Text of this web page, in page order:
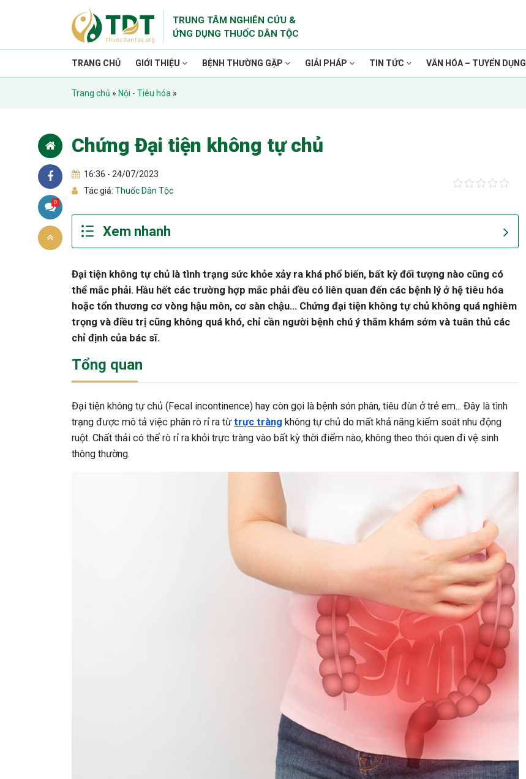
TRUNG TÂM NGHIÊN CỨU &
ỨNG DỤNG THUỐC DÂN TỘC
TRANG CHỦ GIỚI THIỆU BỆNH THƯỜNG GẶP GIẢI PHÁP TIN TỨC VĂN HÓA – TUYỂN DỤNG
Trang chủ » Nội - Tiêu hóa »
Chứng Đại tiện không tự chủ
16:36 - 24/07/2023
Tác giả: Thuốc Dân Tộc
0
Đại tiện không tự chủ là tình trạng sức khỏe xảy ra khá phổ biến, bất kỳ đối tượng nào cũng có
thể mắc phải. Hầu hết các trường hợp mắc phải đều có liên quan đến các bệnh lý ở hệ tiêu hóa
hoặc tổn thương cơ vòng hậu môn, cơ sàn chậu... Chứng đại tiện không tự chủ không quá nghiêm
trọng và điều trị cũng không quá khó, chỉ cần người bệnh chú ý thăm khám sớm và tuân thủ các
chỉ định của bác sĩ.
Tổng quan
Đại tiện không tự chủ (Fecal incontinence) hay còn gọi là bệnh són phân, tiêu đùn ở trẻ em... Đây là tình
trạng được mô tả việc phân rò rỉ ra từtrực tràng không tự chủ do mất khả năng kiểm soát nhu động
ruột. Chất thải có thể rò rỉ ra khỏi trực tràng vào bất kỳ thời điểm nào, không theo thói quen đi vệ sinh
thông thường.